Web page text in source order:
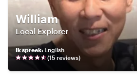
William
Local Explorer
Ik spreek: English
(15 reviews)